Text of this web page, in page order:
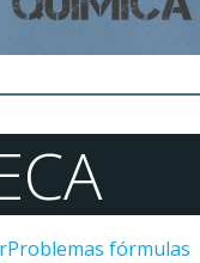
Problemas fórmulas